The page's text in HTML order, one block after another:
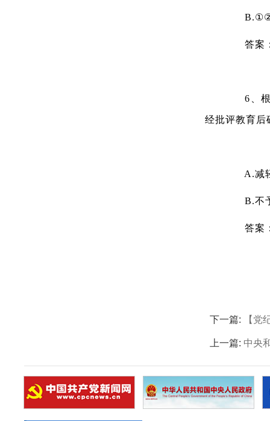
答案
6、根据
经批评教育
A.减轻
B.不予
答案
下一篇: 【党
上一篇: 中央